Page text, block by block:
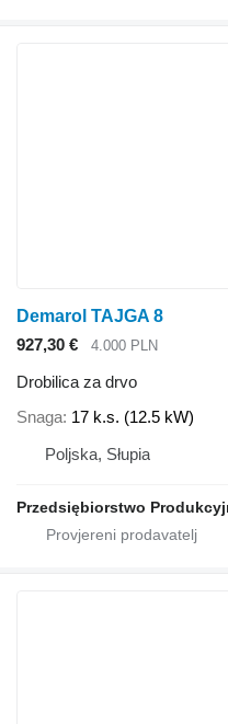
Demarol TAJGA 8
927,30 €
4.000 PLN
Drobilica za drvo
Snaga 17 k.s. (12.5 kW)
Poljska, Słupia